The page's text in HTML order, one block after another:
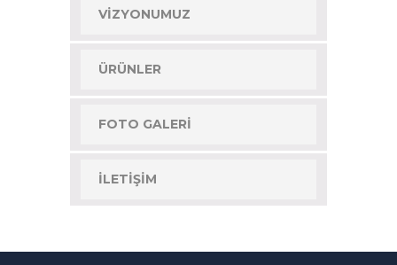
VIZYONUMUZ
ÜRÜNLER
FOTO GALERI
İLETIŞIM